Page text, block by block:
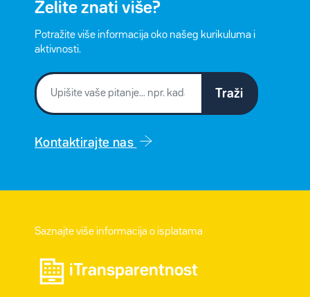
Želite znati više?
Potražite više informacija oko našeg kurikuluma i
aktivnosti.
Traži
Kontaktirajte nas
Saznajte više informacija o isplatama
iTransparentnost